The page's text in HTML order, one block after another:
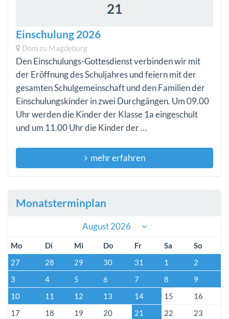
21
Einschulung 2026
Dom zu Magdeburg
Den Einschulungs-Gottesdienst verbinden wir mit
der Eröffnung des Schuljahres und feiern mit der
gesamten Schulgemeinschaft und den Familien der
Einschulungskinder in zwei Durchgängen. Um 09.00
Uhr werden die Kinder der Klasse 1a eingeschult
und um 11.00 Uhr die Kinder der …
mehr erfahren
Monatsterminplan
August 2026
Mo Di Mi Do Fr Sa
So
27
28 29 30 31 1
2
3
4 5 6 7 8
9
10
11 12 13 14 15
16
17
18 19 20 21 22
23